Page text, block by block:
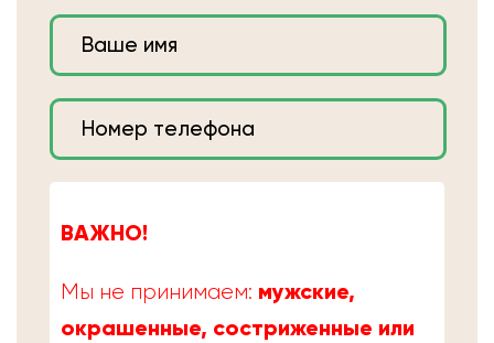
ВАЖНО!
Мы не принимаем: мужские,
окрашенные, состриженные или